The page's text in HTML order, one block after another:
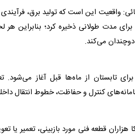
واقعیت این است که تولید برق،
برای مدت طولانی ذخیره کرد؛ بنابراین
دوچندان می‌کند.
تابستان از ماه‌ها قبل آغاز می‌شود.
کنترل و حفاظت، خطوط انتقال
هزاران قطعه فنی مورد بازبینی،